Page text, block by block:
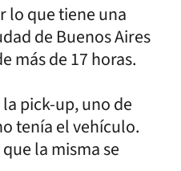
lo que tiene una
de Buenos Aires
más de 17 horas.
pick-up, uno de
tenía el vehículo.
la misma se